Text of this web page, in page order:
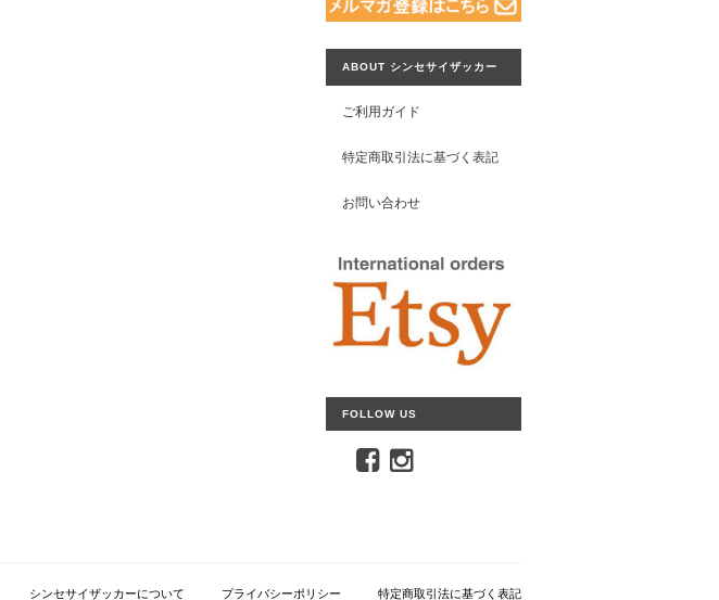
ABOUT シンセサイザッカー
ご利用ガイド
特定商取引法に基づく表記
お問い合わせ
FOLLOW US
シンセサイザッカーについて プライバシーポリシー 特定商取引法に基づく表記